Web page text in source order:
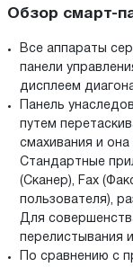
Обзор смарт-
Все аппараты
панели
дисплеем
Панель
путем
смахивания и
Стандартные
(Сканер), Fax
пользователя),
Для
перелистывания
По сравнению с